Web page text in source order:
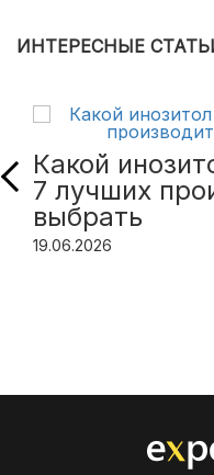
ИНТЕРЕСНЫЕ
Какой
7 лучших
выбрать
19.06.2026